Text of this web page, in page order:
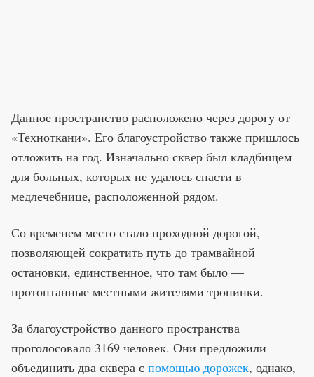
Данное пространство расположено через дорогу от
«Техноткани». Его благоустройство также пришлось
отложить на год. Изначально сквер был кладбищем
для больных, которых не удалось спасти в
медлечебнице, расположенной рядом.
Со временем место стало проходной дорогой,
позволяющей сократить путь до трамвайной
остановки, единственное, что там было —
протоптанные местными жителями тропинки.
За благоустройство данного пространства
проголосовало 3169 человек. Они предложили
объединить два сквера с помощью дорожек, однако,